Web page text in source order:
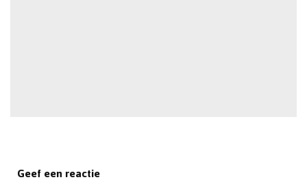
Geef een reactie